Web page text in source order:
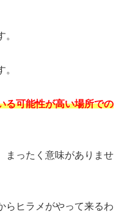
。
。
る可能性が高い場所での
まったく意味がありませ
らヒラメがやって来るわ